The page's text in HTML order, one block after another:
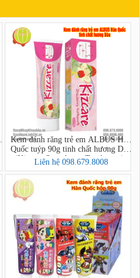
Kem đánh răng trẻ em ALBUS Hàn
Quốc tuýp 90g tinh chất hương Dâu
(Kizcare Strawberry Toothpaste)
Liên hệ 098.679.8008